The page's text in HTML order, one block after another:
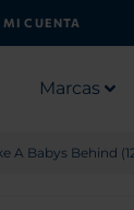
MI CUENTA
Marcas
A Babys Behind